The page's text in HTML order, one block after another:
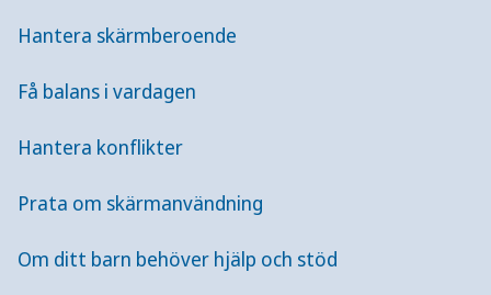
Hantera skärmberoende
Få balans i vardagen
Hantera konflikter
Prata om skärmanvändning
Om ditt barn behöver hjälp och stöd
Skärmar och sömn
förklaringar och tips i vardagen om skärmar och
Här hittar du som är förälder rekommendationer,